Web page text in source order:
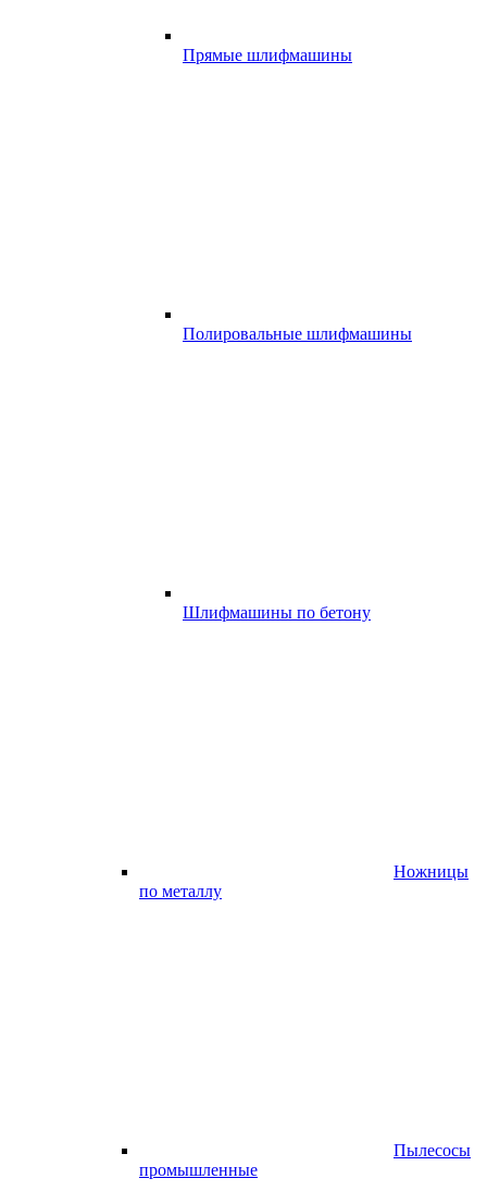
Прямые шлифмашины
Полировальные шлифмашины
Шлифмашины по бетону
Ножницы
по металлу
Пылесосы
промышленные